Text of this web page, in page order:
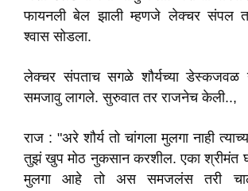
फायनली बेल झाली म्हणजे लेक्चर संपल
श्वास सोडला.
लेक्चर संपताच सगळे शौर्यच्या डेस्कजवळ
समजावु लागले. सुरुवात तर राजनेच केली..,
राज : "अरे शौर्य तो चांगला मुलगा नाही
तुझं खुप मोठ नुकसान करशील. एका श्रीमंत
मुलगा आहे तो अस समजलंस तरी